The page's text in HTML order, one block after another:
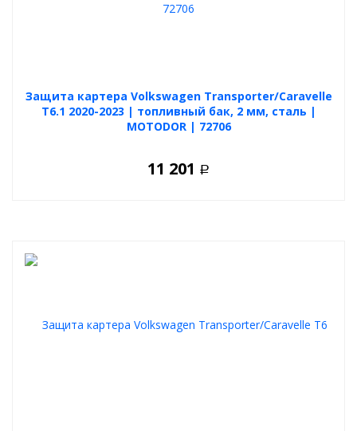
Защита картера Volkswagen Transporter/Caravelle
T6.1 2020-2023 | топливный бак, 2 мм, сталь |
MOTODOR | 72706
11 201 Р